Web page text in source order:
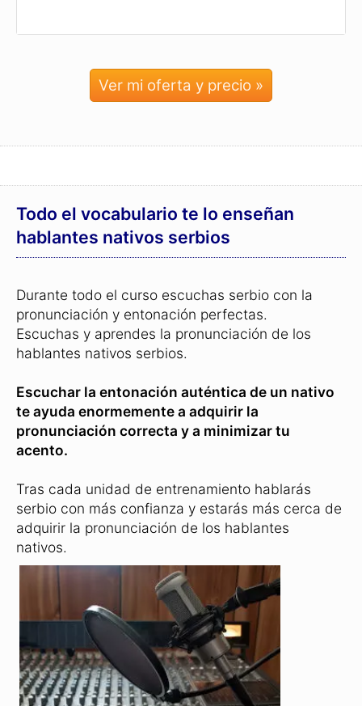
Ver mi oferta y precio »
Todo el vocabulario te lo enseñan
hablantes nativos serbios
Durante todo el curso escuchas serbio con la
pronunciación y entonación perfectas.
Escuchas y aprendes la pronunciación de los
hablantes nativos serbios.
Escuchar la entonación auténtica de un nativo
te ayuda enormemente a adquirir la
pronunciación correcta y a minimizar tu
acento.
Tras cada unidad de entrenamiento hablarás
serbio con más confianza y estarás más cerca de
adquirir la pronunciación de los hablantes
nativos.